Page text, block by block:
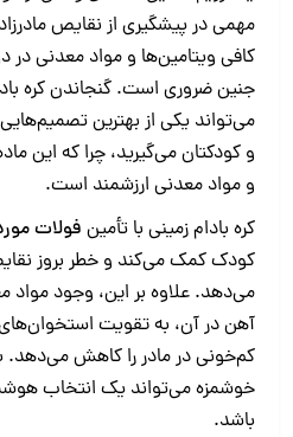
مهمی در پیشگیری از نقایص
کافی ویتامین‌ها و مواد معدنی در
جنین ضروری است. گنجاندن کره
می‌تواند یکی از بهترین
و کودکتان می‌گیرید، چرا که این
و مواد معدنی ارزشمند است.
کره بادام زمینی با تأمین فولات
کودک کمک می‌کند و خطر بروز
می‌دهد. علاوه بر این، وجود مواد
آهن در آن، به تقویت
کم‌خونی در مادر را کاهش می‌دهد.
خوشمزه می‌تواند یک انتخاب
باشد.